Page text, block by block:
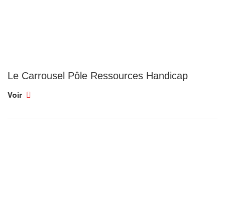
Le Carrousel Pôle Ressources Handicap
Voir